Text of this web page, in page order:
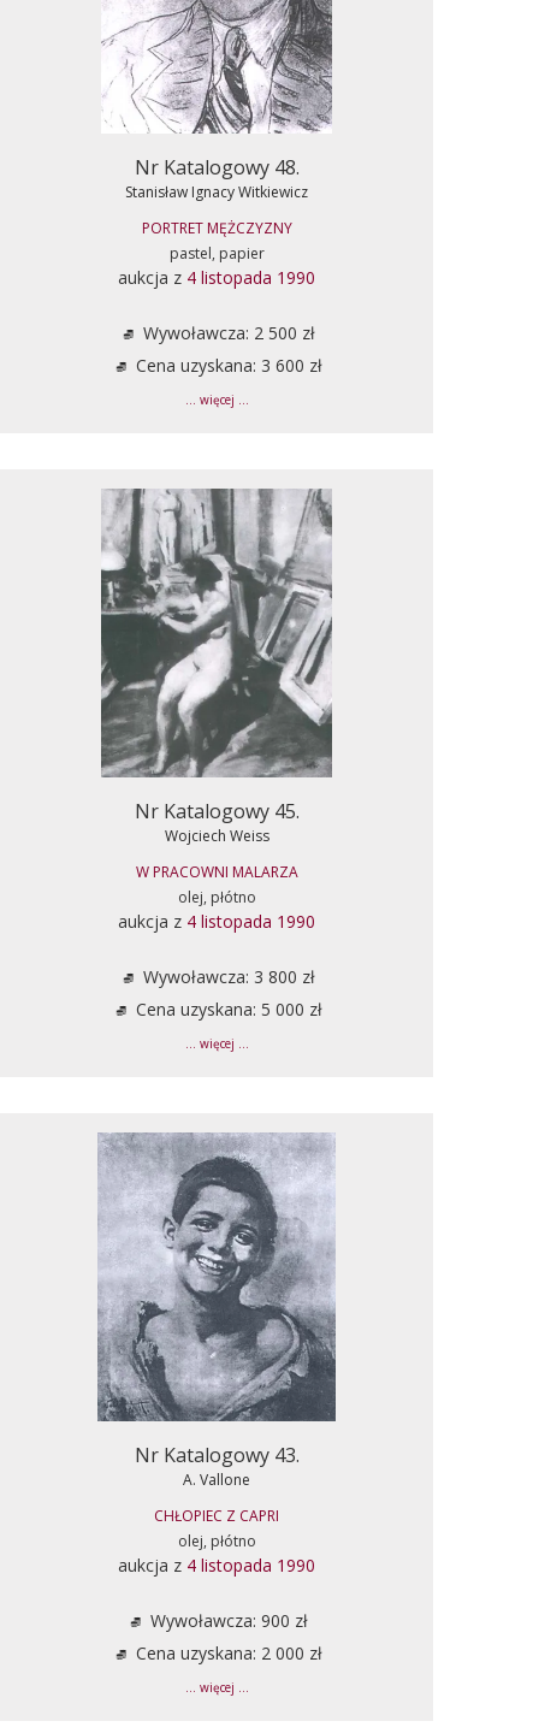
Nr Katalogowy 48.
Stanisław Ignacy Witkiewicz
PORTRET MĘŻCZYZNY
pastel, papier
aukcja z 4 listopada 1990
Wywoławcza: 2 500 zł
Cena uzyskana: 3 600 zł
... więcej ...
Nr Katalogowy 45.
Wojciech Weiss
W PRACOWNI MALARZA
olej, płótno
aukcja z 4 listopada 1990
Wywoławcza: 3 800 zł
Cena uzyskana: 5 000 zł
... więcej ...
Nr Katalogowy 43.
A. Vallone
CHŁOPIEC Z CAPRI
olej, płótno
aukcja z 4 listopada 1990
Wywoławcza: 900 zł
Cena uzyskana: 2 000 zł
... więcej ...